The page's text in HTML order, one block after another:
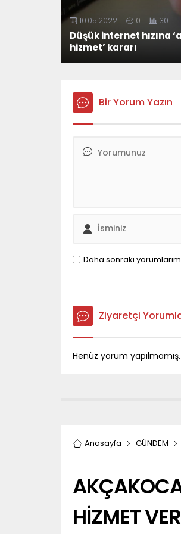
Düşük internet hızına
hizmet’ kararı
10.05.2022 0 30
Bir Yorum Yazın
Daha sonraki
Ziyaretçi
Henüz yorum yapılmamış.
Anasayfa GÜNDEM
HİZMET